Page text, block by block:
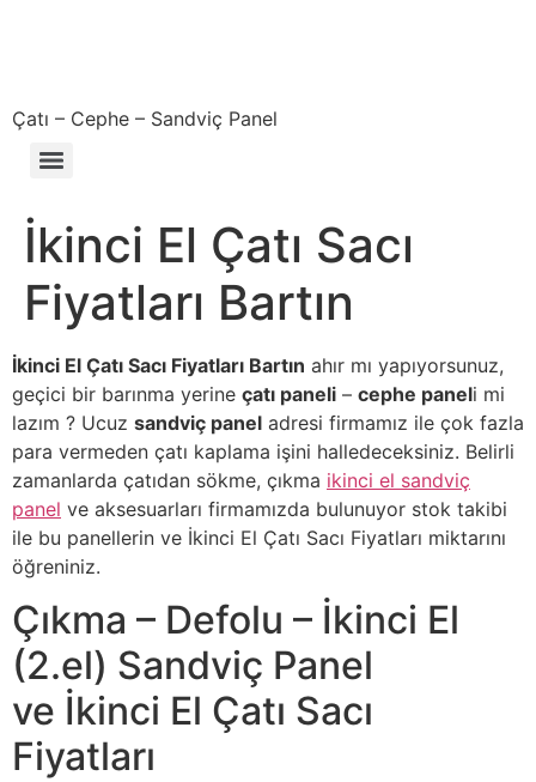
Çatı – Cephe – Sandviç Panel
İkinci El Çatı Sacı
Fiyatları Bartın
İkinci El Çatı Sacı Fiyatları Bartın ahır mı yapıyorsunuz,
geçici bir barınma yerine çatı paneli – cephe paneli mi
lazım ? Ucuz sandviç panel adresi firmamız ile çok fazla
para vermeden çatı kaplama işini halledeceksiniz. Belirli
zamanlarda çatıdan sökme, çıkma ikinci el sandviç
panel ve aksesuarları firmamızda bulunuyor stok takibi
ile bu panellerin ve İkinci El Çatı Sacı Fiyatları miktarını
öğreniniz.
Çıkma – Defolu – İkinci El
(2.el) Sandviç Panel
ve İkinci El Çatı Sacı
Fiyatları